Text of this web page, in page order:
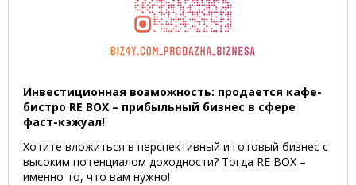
Инвестиционная возможность: продается кафе-
бистро RE BOX – прибыльный бизнес в сфере
фаст-кэжуал!
Хотите вложиться в перспективный и готовый бизнес с
высоким потенциалом доходности? Тогда RE BOX –
именно то, что вам нужно!